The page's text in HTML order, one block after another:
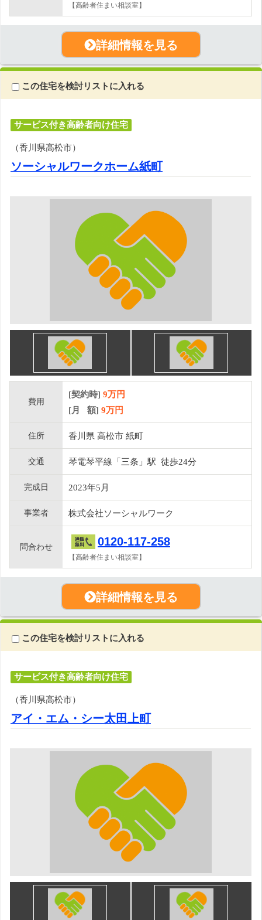
【高齢者住まい相談室】
詳細情報を見る
この住宅を検討リストに入れる
サービス付き高齢者向け住宅
（香川県高松市）
ソーシャルワークホーム紙町
費用
[契約時] 9万円
[月 額] 9万円
住所 香川県 高松市 紙町
交通 琴電琴平線「三条」駅 徒歩24分
完成日 2023年5月
事業者 株式会社ソーシャルワーク
問合わせ 0120-117-258
【高齢者住まい相談室】
詳細情報を見る
この住宅を検討リストに入れる
サービス付き高齢者向け住宅
（香川県高松市）
アイ・エム・シー太田上町